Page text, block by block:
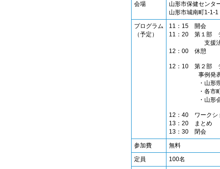
会場
山形市保健センタ
山形市城南町1-1-1
プログラム
（予定）
11：15 開会
11：20 第１部
支援法の概略
12：00 休憩
12：10 第２部
事例発
・山形県の支
・各市町村、
・山形会議の
12：40 ワークシ
13：20 まとめ
13：30 閉会
参加費
無料
定員
100名